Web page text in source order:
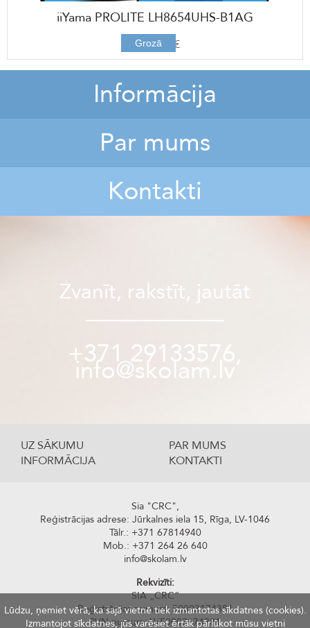
iiYama PROLITE LH8654UHS-B1AG
2367,00 €
Grozā
Informācija
Par mums
Kontakti
Zvanīt, rakstīt, jautāt
+371 29133576,
info@skolam.lv
UZ SĀKUMU
PAR MUMS
INFORMĀCIJA
KONTAKTI
Sia "CRC",
Reģistrācijas adrese: Jūrkalnes iela 15, Rīga, LV-1046
Tālr.: +371 67814940
Mob.: +371 264 26 640
info@skolam.lv
Rekvizīti:
SIA „CRC“
Reģistrācijas numurs: 50003174381
PVN numurs: LV50003174381
Lūdzu, ņemiet vērā, ka šajā vietnē tiek izmantotas sīkdatnes (cookies).
Izmantojot sīkdatnes, jūs varēsiet ērtāk pārlūkot mūsu vietni